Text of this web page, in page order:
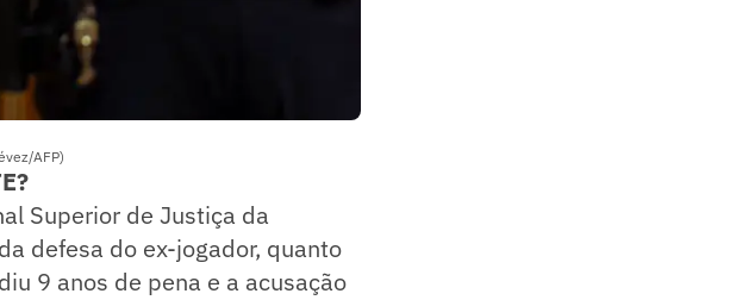
AFP)
Superior de Justiça da
defesa do ex-jogador, quanto
9 anos de pena e a acusação